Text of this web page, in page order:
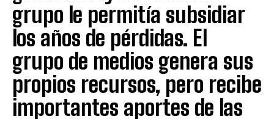
grupo le permitía subsidiar
los años de pérdidas. El
grupo de medios genera sus
propios recursos, pero recibe
importantes aportes de las